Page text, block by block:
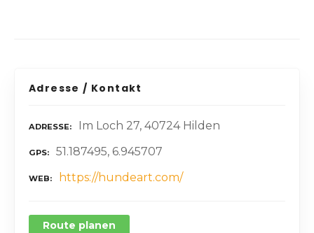
Adresse / Kontakt
ADRESSE Im Loch 27, 40724 Hilden
GPS 51.187495, 6.945707
WEB https://hundeart.com/
Route planen